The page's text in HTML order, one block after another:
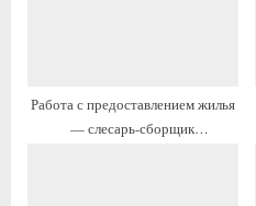
Работа с предоставлением жилья
— слесарь-сборщик